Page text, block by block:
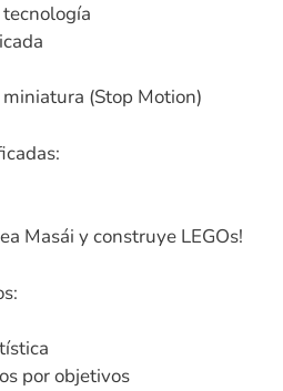
(Stop Motion)
Masái y construye LEGOs!
por objetivos